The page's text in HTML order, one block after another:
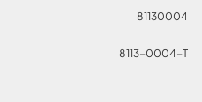
81130004
8113-0004-T